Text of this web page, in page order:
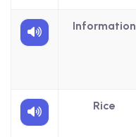
Information
Rice